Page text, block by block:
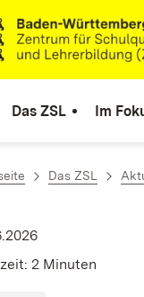
zur Startseite
Das ZSL Im
Das ZSL
2 Minuten